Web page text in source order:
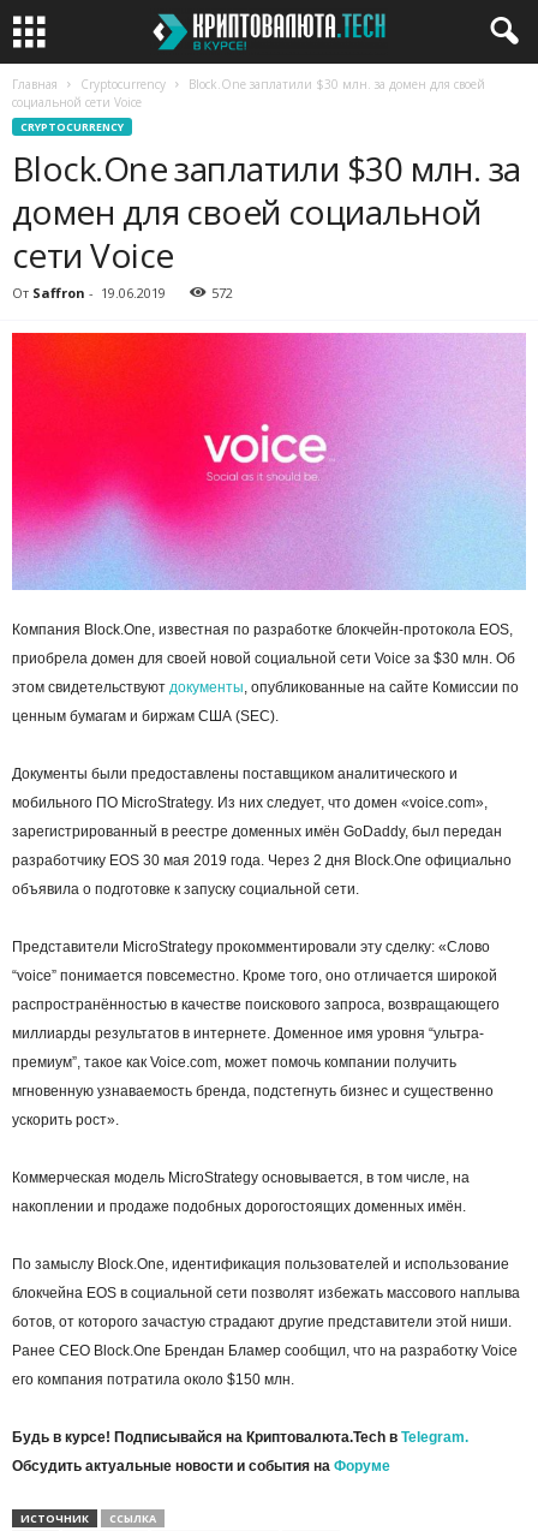
Главная Cryptocurrency
Block.One заплатили $30 млн. за домен для своей
социальной сети Voice
CRYPTOCURRENCY
Block.One заплатили $30 млн. за
домен для своей социальной
сети Voice
От Saffron - 19.06.2019 572
Компания Block.One, известная по разработке блокчейн-протокола EOS,
приобрела домен для своей новой социальной сети Voice за $30 млн. Об
этом свидетельствуют документы, опубликованные на сайте Комиссии по
ценным бумагам и биржам США (SEC).
Документы были предоставлены поставщиком аналитического и
мобильного ПО MicroStrategy. Из них следует, что домен «voice.com»,
зарегистрированный в реестре доменных имён GoDaddy, был передан
разработчику EOS 30 мая 2019 года. Через 2 дня Block.One официально
объявила о подготовке к запуску социальной сети.
Представители MicroStrategy прокомментировали эту сделку: «Слово
“voice” понимается повсеместно. Кроме того, оно отличается широкой
распространённостью в качестве поискового запроса, возвращающего
миллиарды результатов в интернете. Доменное имя уровня “ультра-
премиум”, такое как Voice.com, может помочь компании получить
мгновенную узнаваемость бренда, подстегнуть бизнес и существенно
ускорить рост».
Коммерческая модель MicroStrategy основывается, в том числе, на
накоплении и продаже подобных дорогостоящих доменных имён.
По замыслу Block.One, идентификация пользователей и использование
блокчейна EOS в социальной сети позволят избежать массового наплыва
ботов, от которого зачастую страдают другие представители этой ниши.
Ранее CEO Block.One Брендан Бламер сообщил, что на разработку Voice
его компания потратила около $150 млн.
Будь в курсе! Подписывайся на Криптовалюта.Tech в Telegram.
Обсудить актуальные новости и события на Форуме
ИСТОЧНИК
ССЫЛКА